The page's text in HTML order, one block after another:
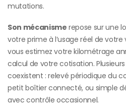
mutations.
Son mécanisme repose sur une
votre prime à l’usage réel de
vous estimez votre kilométrage
calcul de votre cotisation.
coexistent : relevé périodique du
petit boîtier connecté, ou simple
avec contrôle occasionnel.